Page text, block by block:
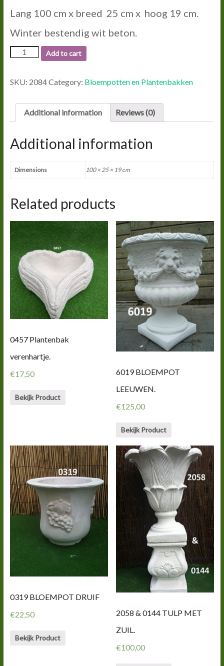
Lang 100 cm x breed 25 cm x hoog 19 cm.
Winter bestendig wit beton.
2084
BALLUSSTRADE
quantity
Add to cart
SKU: 2084Category: Bloempotten en Plantenbakken
Additional information Reviews (0)
Additional information
Dimensions 100 × 25 × 19 cm
Related products
0457 Plantenbak
verenhartje.
€17,50
Bekijk Product
6019 BLOEMPOT
LEEUWEN.
€125,00
Bekijk Product
0319 BLOEMPOT DRUIF
€22,50
Bekijk Product
2058 & 0144 TULP MET
ZUIL.
€100,00